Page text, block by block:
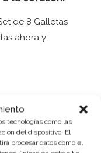
tecnologías como las
del dispositivo. El
procesar datos como el
de 8 Galletas
ahora y
.
CARRITO